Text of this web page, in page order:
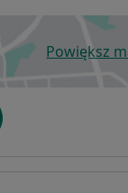
Powiększ